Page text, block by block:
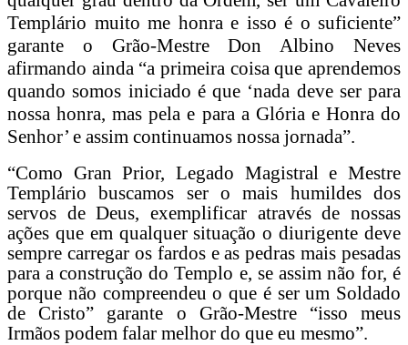
Templário muito me honra e isso é o suficiente”
garante o Grão-Mestre Don Albino Neves
afirmando ainda “a primeira coisa que aprendemos
quando somos iniciado é que ‘nada deve ser para
nossa honra, mas pela e para a Glória e Honra do
Senhor’ e assim continuamos nossa jornada”.
“Como Gran Prior, Legado Magistral e Mestre
Templário buscamos ser o mais humildes dos
servos de Deus, exemplificar através de nossas
ações que em qualquer situação o diurigente deve
sempre carregar os fardos e as pedras mais pesadas
para a construção do Templo e, se assim não for, é
porque não compreendeu o que é ser um Soldado
de Cristo” garante o Grão-Mestre “isso meus
Irmãos podem falar melhor do que eu mesmo”.